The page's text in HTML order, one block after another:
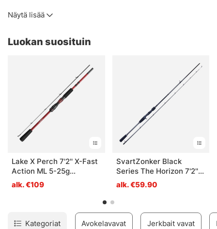
rengaskokoja, jotka parantavat sekä tarkkuutta että
helposti havaittavissa vapojen toiminnassa. Jos olet
kelalle, ota yhteyttä niin autamme sinua löytämään
etsimäsi. Voit aina lähettää sähköpostia tai soittaa meille.
Näytä lisää
Luokan suosituin
Lake X Perch 7'2'' X-Fast
Action ML 5-25g
Spinning
alk. €109
SvartZonker Black
Series The Horizon 7'2''
Casting 12-38g
alk. €59.90
Kategoriat Avokelavavat Jerkbait vavat